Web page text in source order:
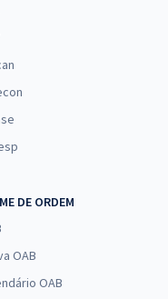
Judiciário - Oficial
DE ORDEM
OAB
OAB